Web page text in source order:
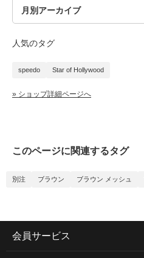
人気のタグ
speedo Star of Hollywood
» ショップ詳細ページへ
このページに関連するタグ
別注 ブラウン ブラウン メッシュ
会員サービス